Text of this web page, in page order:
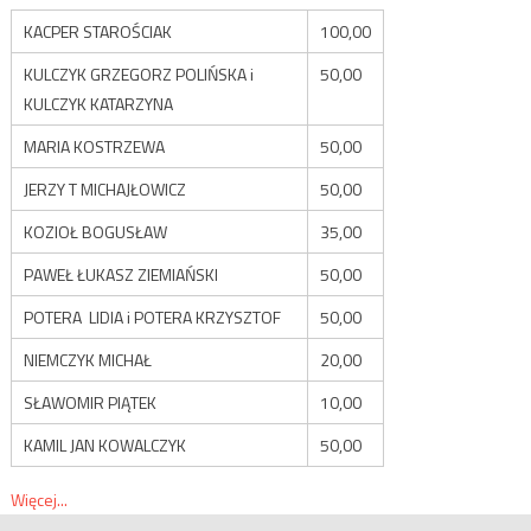
KACPER STAROŚCIAK
100,00
KULCZYK GRZEGORZ POLIŃSKA i
KULCZYK KATARZYNA
50,00
MARIA KOSTRZEWA
50,00
JERZY T MICHAJŁOWICZ
50,00
KOZIOŁ BOGUSŁAW
35,00
PAWEŁ ŁUKASZ ZIEMIAŃSKI
50,00
POTERA LIDIA i POTERA KRZYSZTOF
50,00
NIEMCZYK MICHAŁ
20,00
SŁAWOMIR PIĄTEK
10,00
KAMIL JAN KOWALCZYK
50,00
Więcej...